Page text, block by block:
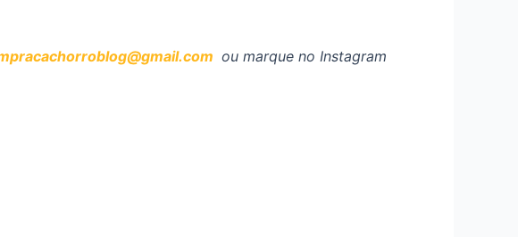
ou marque no Instagram